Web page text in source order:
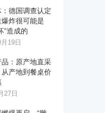
德国调查认定
炸很可能是
”造成的
19日
品：原产地直采
产地到餐桌价
27日